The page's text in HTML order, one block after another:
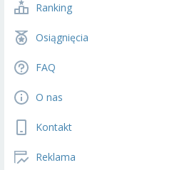
Ranking
Osiągnięcia
FAQ
O nas
Kontakt
Reklama